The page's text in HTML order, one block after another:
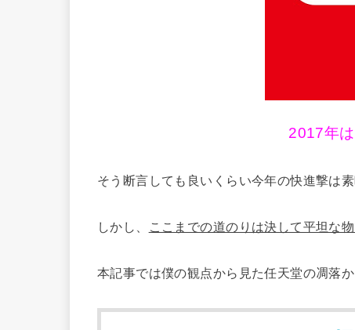
2017年
そう断言しても良いくらい今年の快進撃は
しかし、 ここまでの道のりは決して平坦な
本記事では僕の観点から見た任天堂の凋落